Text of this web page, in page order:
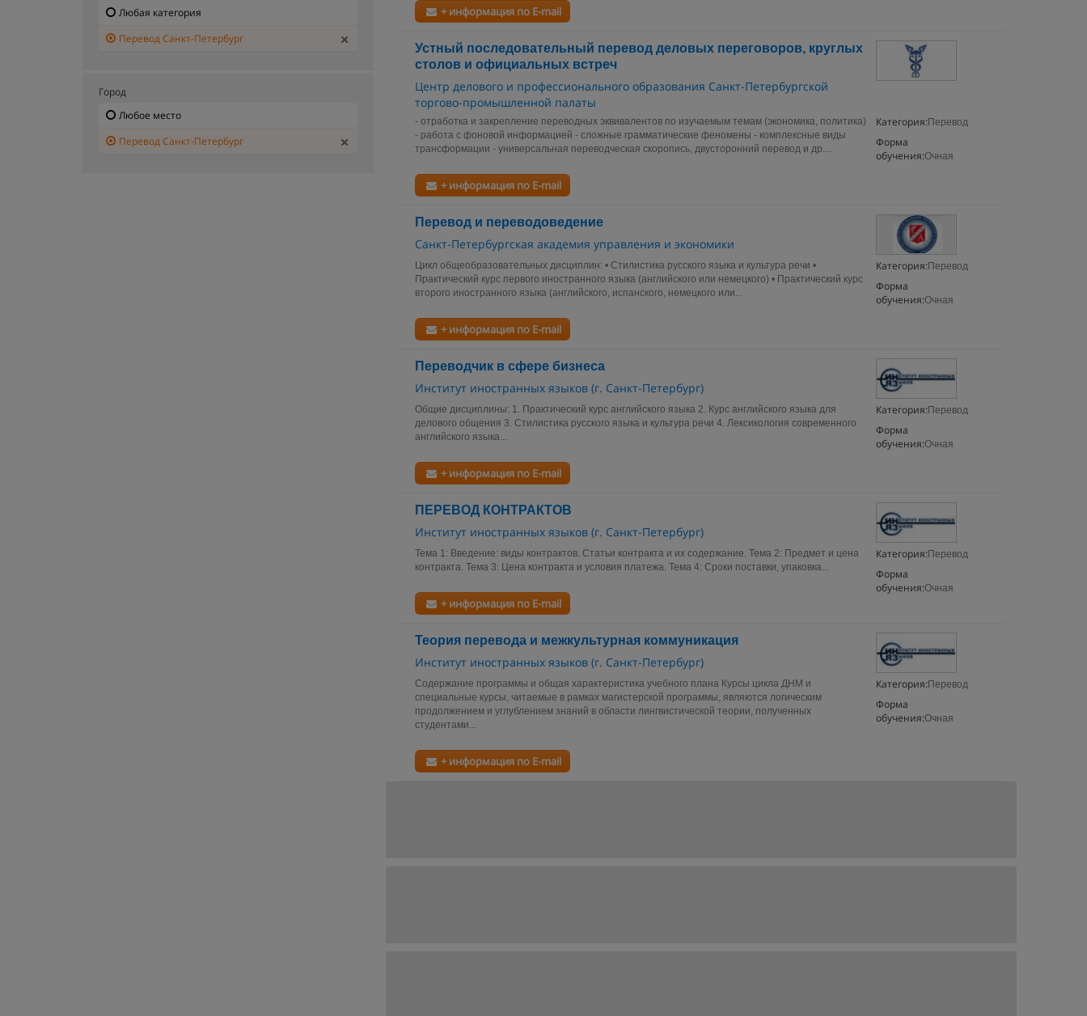
+ информация по E-mail
Устный последовательный перевод деловых переговоров, круглых
столов и официальных встреч
Центр делового и профессионального образования Санкт-Петербургской
торгово-промышленной палаты
Категория: Перевод
Форма
обучения:Очная
- отработка и закрепление переводных эквивалентов по изучаемым темам (экономика, политика)
- работа с фоновой информацией - сложные грамматические феномены - комплексные виды
трансформации - универсальная переводческая скоропись, двусторонний перевод и др....
+ информация по E-mail
Перевод и переводоведение
Санкт-Петербургская академия управления и экономики
Категория: Перевод
Форма
обучения:Очная
Цикл общеобразовательных дисциплин: • Стилистика русского языка и культура речи •
Практический курс первого иностранного языка (английского или немецкого) • Практический курс
второго иностранного языка (английского, испанского, немецкого или...
+ информация по E-mail
Переводчик в сфере бизнеса
Институт иностранных языков (г. Санкт-Петербург)
Категория: Перевод
Форма
обучения:Очная
Общие дисциплины: 1. Практический курс английского языка 2. Курс английского языка для
делового общения 3. Стилистика русского языка и культура речи 4. Лексикология современного
английского языка...
+ информация по E-mail
ПЕРЕВОД КОНТРАКТОВ
Институт иностранных языков (г. Санкт-Петербург)
Категория: Перевод
Форма
обучения:Очная
Тема 1: Введение: виды контрактов. Статьи контракта и их содержание. Тема 2: Предмет и цена
контракта. Тема 3: Цена контракта и условия платежа. Тема 4: Сроки поставки, упаковка...
+ информация по E-mail
Теория перевода и межкультурная коммуникация
Институт иностранных языков (г. Санкт-Петербург)
Категория: Перевод
Форма
обучения:Очная
Содержание программы и общая характеристика учебного плана Курсы цикла ДНМ и
специальные курсы, читаемые в рамках магистерской программы, являются логическим
продолжением и углублением знаний в области лингвистической теории, полученных
студентами...
+ информация по E-mail
Любая категория
Перевод Санкт-Петербург
Город
Любое место
Перевод Санкт-Петербург